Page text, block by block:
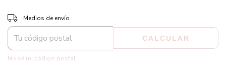
Entregas para el CP:
Medios de envío
CALCULAR
No sé mi código postal